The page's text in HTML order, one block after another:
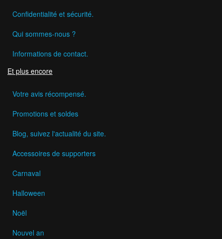
Confidentialité et sécurité.
Qui sommes-nous ?
Informations de contact.
Et plus encore
Votre avis récompensé.
Promotions et soldes
Blog, suivez l'actualité du site.
Accessoires de supporters
Carnaval
Halloween
Noël
Nouvel an